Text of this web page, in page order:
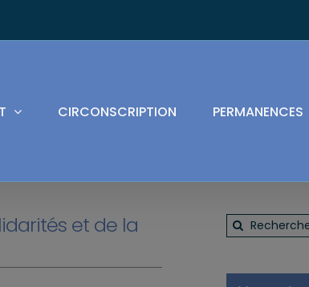
CIRCONSCRIPTION PERMANENCES
et de la
Rechercher: